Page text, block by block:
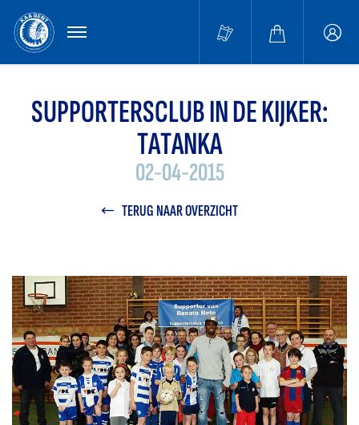
MENU
SUPPORTERSCLUB IN DE KIJKER:
TATANKA
02-04-2015
TERUG NAAR OVERZICHT